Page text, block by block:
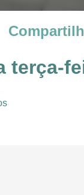
terça-